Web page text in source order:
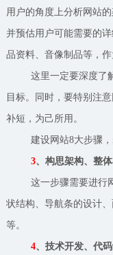
用户的角度上分析网站
并预估用户可能需要的
品资料、音像制品等，作
这里一定要深度了
目标。同时，要特别注
补短，为己所用。
建设网站8大步骤
3、构思架构、整
这一步骤需要进行
状结构、导航条的设计
等。
4、技术开发、代